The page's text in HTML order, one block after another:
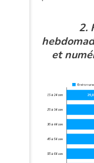
2.
et